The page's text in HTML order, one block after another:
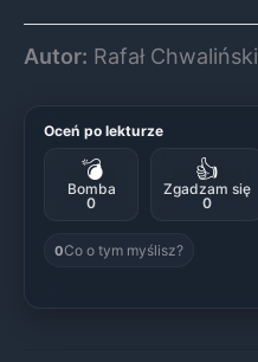
Autor: Rafał Chwaliński
Oceń po lekturze
💣
Bomba
0
👍
Zgadzam się
0
0Co o tym myślisz?